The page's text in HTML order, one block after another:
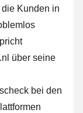
Kunden in
über seine
bei den